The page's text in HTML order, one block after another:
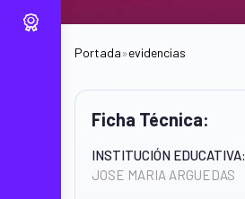
Portada»evidencias
Ficha Técnica:
INSTITUCIÓN EDUCATIVA:
JOSE MARIA ARGUEDAS